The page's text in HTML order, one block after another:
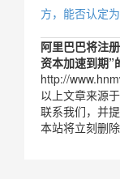
方，能否认定
阿里巴巴将注
资本加速到期”
http://
以上文章来源
联系我们，并
本站将立刻删